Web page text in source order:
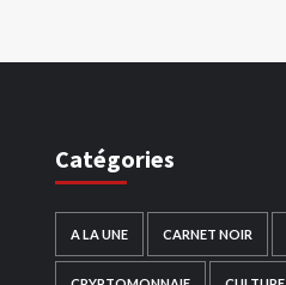
Catégories
A LA UNE CARNET NOIR